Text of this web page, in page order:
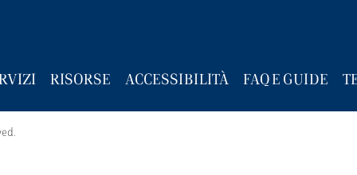
RISORSE ACCESSIBILITÀ FAQ E GUIDE